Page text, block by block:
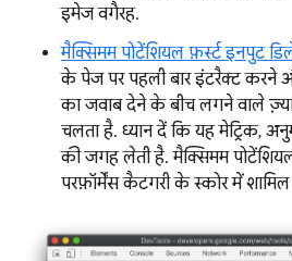
इमेज वगैरह.
मैक्सिमम पोटेंशियल फ़र्स्ट इनपुट
के पेज पर पहली बार इंटरैक्ट करने
का जवाब देने के बीच लगने वाले
चलता है. ध्यान दें कि यह मेट्रिक,
की जगह लेती है. मैक्सिमम
परफ़ॉर्मेंस कैटगरी के स्कोर में शामिल